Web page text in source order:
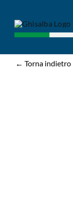
contenuto
← Torna indietro